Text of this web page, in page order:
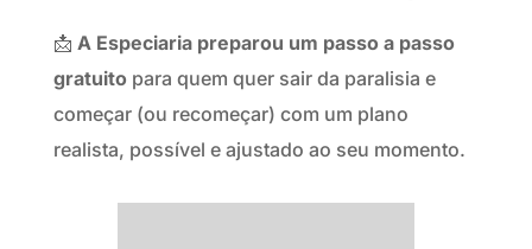
📩 A Especiaria preparou um passo a passo
gratuitopara quem quer sair da paralisia e
começar (ou recomeçar) com um plano
realista, possível e ajustado ao seu momento.